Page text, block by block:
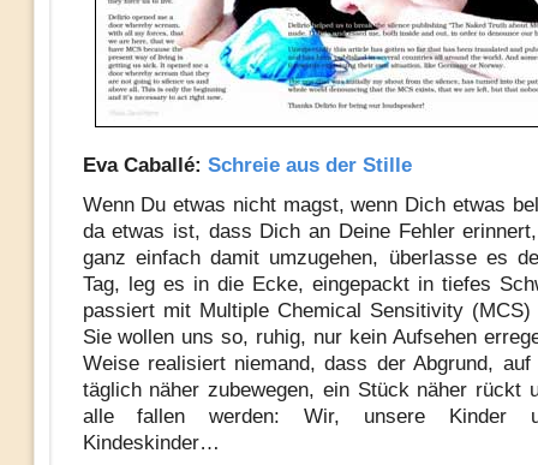
Eva Caballé: Schreie aus der Stille
Wenn Du etwas nicht magst, wenn Dich etwas
da etwas ist, dass Dich an Deine Fehler
ganz einfach damit umzugehen, überlasse es
Tag, leg es in die Ecke, eingepackt in tiefes
passiert mit Multiple Chemical Sensitivity (MCS)
Sie wollen uns so, ruhig, nur kein Aufsehen
Weise realisiert niemand, dass der Abgrund,
täglich näher zubewegen, ein Stück näher rückt
alle fallen werden: Wir, unsere Kinder
Kindeskinder…